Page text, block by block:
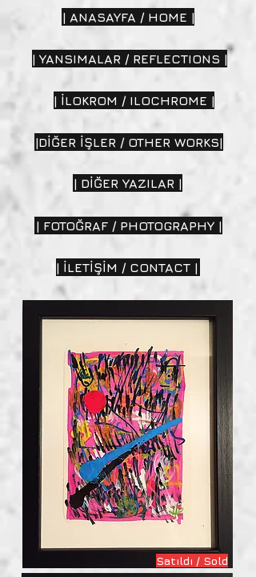
| YANSIMALAR / REFLECTIONS |
| İLOKROM / ILOCHROME |
| DİĞER YAZILAR |
| FOTOĞRAF / PHOTOGRAPHY |
|DİĞER İŞLER / OTHER WORKS|
| ANASAYFA / HOME |
| İLETİŞİM / CONTACT |
Satıldı / Sold